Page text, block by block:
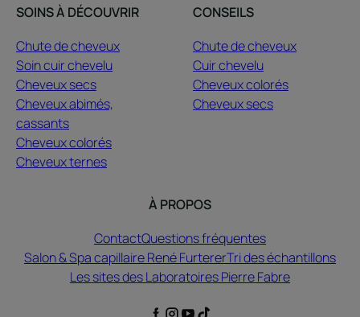
SOINS À DÉCOUVRIR
Chute de cheveux
Soin cuir chevelu
Cheveux secs
Cheveux abimés,
cassants
Cheveux colorés
Cheveux ternes
CONSEILS
Chute de cheveux
Cuir chevelu
Cheveux colorés
Cheveux secs
À PROPOS
ContactQuestions fréquentes
Salon & Spa capillaire René FurtererTri des échantillons
Les sites des Laboratoires Pierre Fabre